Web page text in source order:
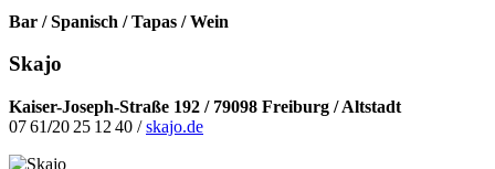
Bar / Spanisch / Tapas / Wein
Skajo
Kaiser-Joseph-Straße 192 / 79098 Freiburg / Altstadt
07 61/20 25 12 40 /skajo.de